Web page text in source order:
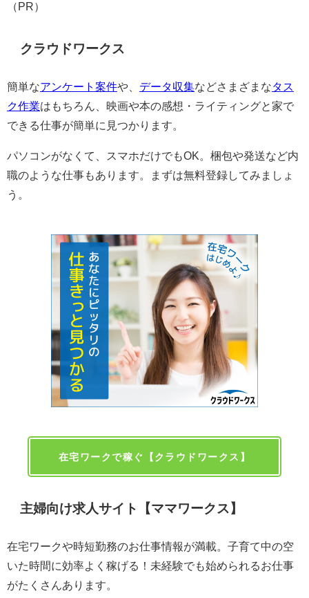
（PR）
クラウドワークス
簡単なアンケート案件や、 データ収集などさまざまなタス
ク作業はもちろん、映画や本の感想・ライティングと家で
できる仕事が簡単に見つかります。
パソコンがなくて、スマホだけでもOK。梱包や発送など内
職のような仕事もあります。まずは無料登録してみましょ
う。
在宅ワークで稼ぐ【クラウドワークス】
主婦向け求人サイト【ママワークス】
在宅ワークや時短勤務のお仕事情報が満載。子育て中の空
いた時間に効率よく稼げる！未経験でも始められるお仕事
がたくさんあります。